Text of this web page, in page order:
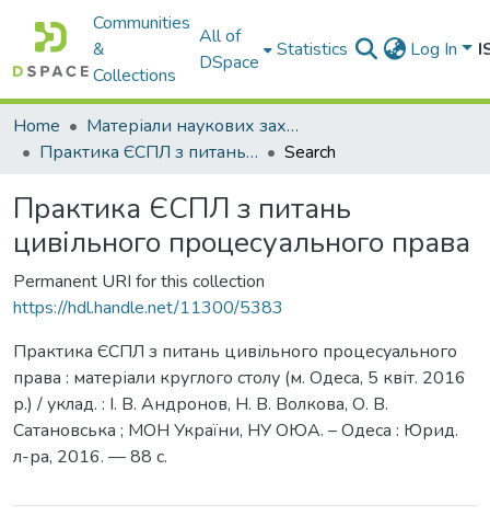
Communities
&
Collections
All of
DSpace
Statistics Log In
Home
Матеріали наукових заходів
Практика ЄСПЛ з питань цивільного процесуального права
Search
Практика ЄСПЛ з питань
цивільного процесуального права
Permanent URI for this collection
https://hdl.handle.net/11300/5383
Практика ЄСПЛ з питань цивільного процесуального
права : матеріали круглого столу (м. Одеса, 5 квіт. 2016
р.) / уклад. : І. В. Андронов, Н. В. Волкова, О. В.
Сатановська ; МОН України, НУ ОЮА. – Одеса : Юрид.
л-ра, 2016. — 88 с.